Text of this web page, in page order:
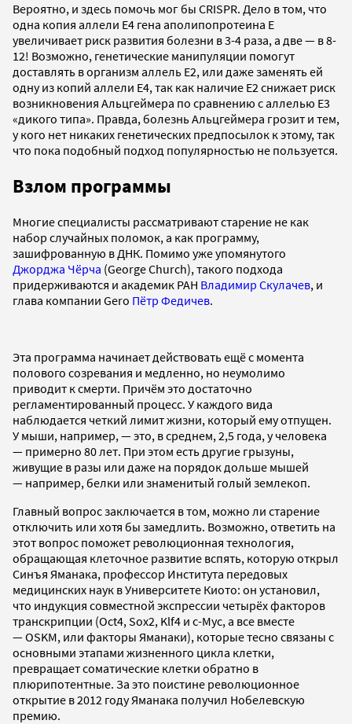
Вероятно, и здесь помочь мог бы CRISPR. Дело в том, что
одна копия аллели E4 гена аполипопротеина Е
увеличивает риск развития болезни в 3-4 раза, а две — в 8-
12! Возможно, генетические манипуляции помогут
доставлять в организм аллель Е2, или даже заменять ей
одну из копий аллели Е4, так как наличие Е2 снижает риск
возникновения Альцгеймера по сравнению с аллелью Е3
«дикого типа». Правда, болезнь Альцгеймера грозит и тем,
у кого нет никаких генетических предпосылок к этому, так
что пока подобный подход популярностью не пользуется.
Взлом программы
Многие специалисты рассматривают старение не как
набор случайных поломок, а как программу,
зашифрованную в ДНК. Помимо уже упомянутого
Джорджа Чёрча (George Church), такого подхода
придерживаются и академик РАН Владимир Скулачев, и
глава компании Gero Пётр Федичев.
Эта программа начинает действовать ещё с момента
полового созревания и медленно, но неумолимо
приводит к смерти. Причём это достаточно
регламентированный процесс. У каждого вида
наблюдается четкий лимит жизни, который ему отпущен.
У мыши, например, — это, в среднем, 2,5 года, у человека
— примерно 80 лет. При этом есть другие грызуны,
живущие в разы или даже на порядок дольше мышей
— например, белки или знаменитый голый землекоп.
Главный вопрос заключается в том, можно ли старение
отключить или хотя бы замедлить. Возможно, ответить на
этот вопрос поможет революционная технология,
обращающая клеточное развитие вспять, которую открыл
Синъя Яманака, профессор Института передовых
медицинских наук в Университете Киото: он установил,
что индукция совместной экспрессии четырёх факторов
транскрипции (Oct4, Sox2, Klf4 и c-Myc, а все вместе
— OSKM, или факторы Яманаки), которые тесно связаны с
основными этапами жизненного цикла клетки,
превращает соматические клетки обратно в
плюрипотентные. За это поистине революционное
открытие в 2012 году Яманака получил Нобелевскую
премию.